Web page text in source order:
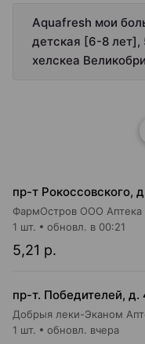
Aquafresh мои
детская [6-8
хелскеа
пр-т Рокоссовского,
5,21 р.
1 шт. обновл. в 00:21
пр-т. Победителей, д.
1 шт. обновл. вчера